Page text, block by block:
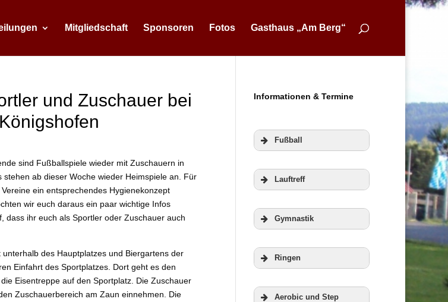
Mitgliedschaft Sponsoren Fotos Gasthaus „Am Berg“
und Zuschauer bei
sind Fußballspiele wieder mit Zuschauern in
stehen ab dieser Woche wieder Heimspiele an. Für
ein entsprechendes Hygienekonzept
wir euch daraus ein paar wichtige Infos
dass ihr euch als Sportler oder Zuschauer auch
des Hauptplatzes und Biergartens der
Einfahrt des Sportplatzes. Dort geht es den
Eisentreppe auf den Sportplatz. Die Zuschauer
Zuschauerbereich am Zaun einnehmen. Die
Informationen & Termine
Fußball
Lauftreff
Gymnastik
Ringen
Zur Homepage
Aerobic und Step